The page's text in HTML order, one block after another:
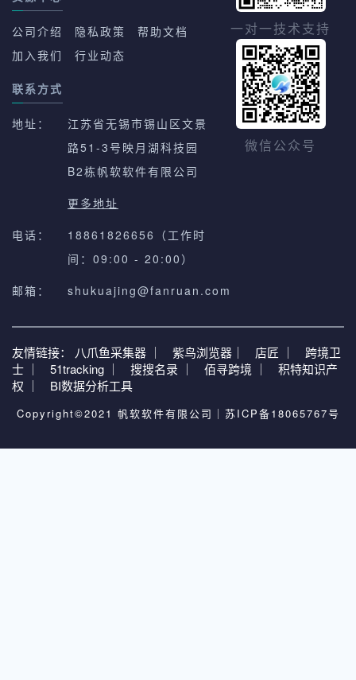
公司介绍 隐私政策
帮助文档
加入我们
行业动态
联系方式
地址：
江苏省无锡市锡山区文景
路51-3号映月湖科技园
B2栋帆软软件有限公司
更多地址
电话：
18861826656（工作时
间：09:00 - 20:00）
邮箱：
shukuajing@fanruan.com
一对一技术支持
微信公众号
友情链接： 八爪鱼采集器 ｜ 紫鸟浏览器｜ 店匠 ｜
跨境卫
士 ｜
51tracking ｜ 搜搜名录 ｜ 佰寻跨境 ｜
积特知识产
权 ｜
BI数据分析工具
Copyright©2021 帆软软件有限公司｜ 苏ICP备18065767号